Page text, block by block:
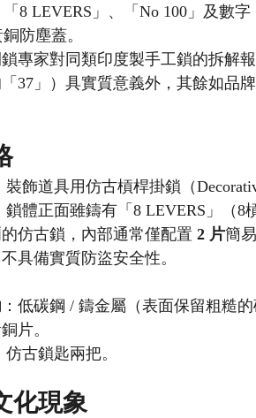
8 LEVERS」、「No 100」及數
防塵蓋。
專家對同類印度製手工鎖的拆解
37」）具實質意義外，其餘如品
裝飾道具用仿古槓桿掛鎖（
鎖體正面雖鑄有「8 LEVERS」（
仿古鎖，內部通常僅配置 2 片簡
具備實質防盜安全性。
低碳鋼 / 鑄金屬（表面保留粗糙的
片。
仿古鎖匙兩把。
化現象